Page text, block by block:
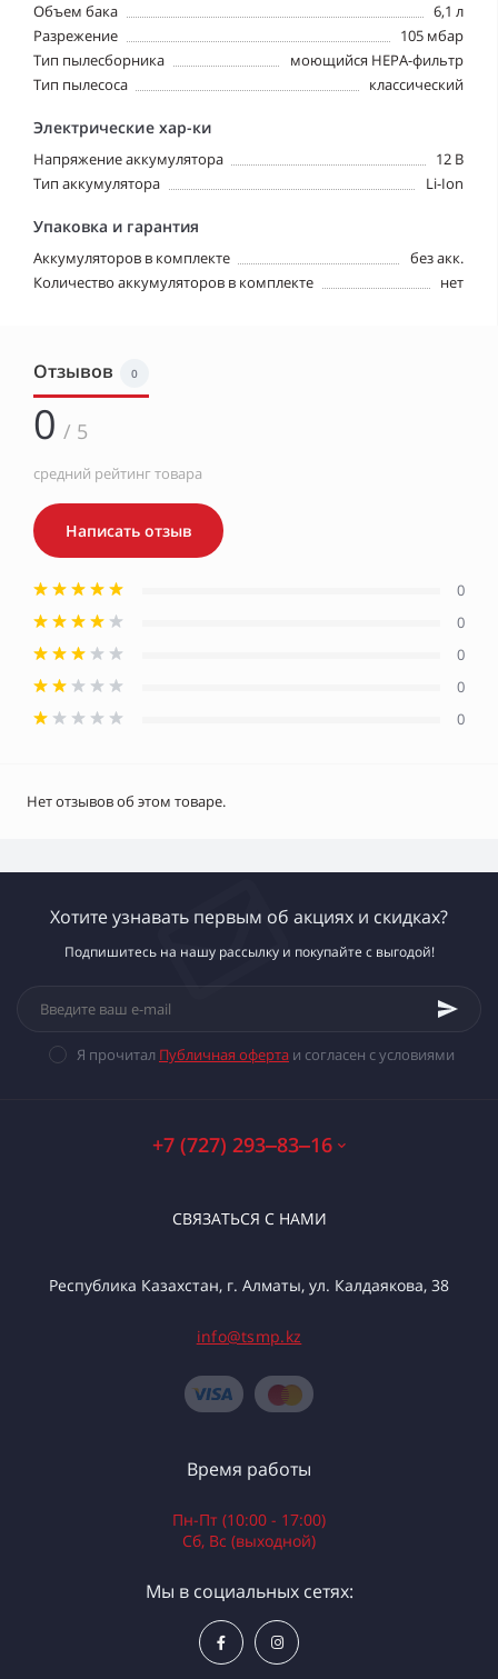
Объем бака
6,1 л
Разрежение
105 мбар
Тип пылесборника
моющийся HEPA-фильтр
Тип пылесоса
классический
Электрические хар-ки
Напряжение аккумулятора
12 В
Тип аккумулятора
Li-Ion
Упаковка и гарантия
Аккумуляторов в комплекте
без акк.
Количество аккумуляторов в комплекте
нет
Отзывов 0
0 / 5
средний рейтинг товара
Написать отзыв
0
0
0
0
0
Нет отзывов об этом товаре.
Хотите узнавать первым об акциях и скидках?
Подпишитесь на нашу рассылку и покупайте с выгодой!
Я прочитал Публичная оферта и согласен с условиями
+7 (727) 293‒83‒16
СВЯЗАТЬСЯ С НАМИ
Республика Казахстан, г. Алматы, ул. Калдаякова, 38
info@tsmp.kz
Время работы
Пн-Пт (10:00 - 17:00)
Сб, Вс (выходной)
Мы в социальных сетях: